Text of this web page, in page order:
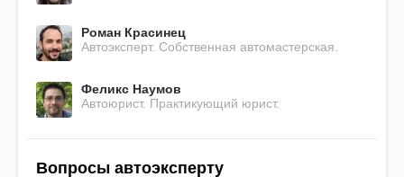
Роман Красинец
Автоэксперт. Собственная автомастерская.
Феликс Наумов
Автоюрист. Практикующий юрист.
Вопросы автоэксперту